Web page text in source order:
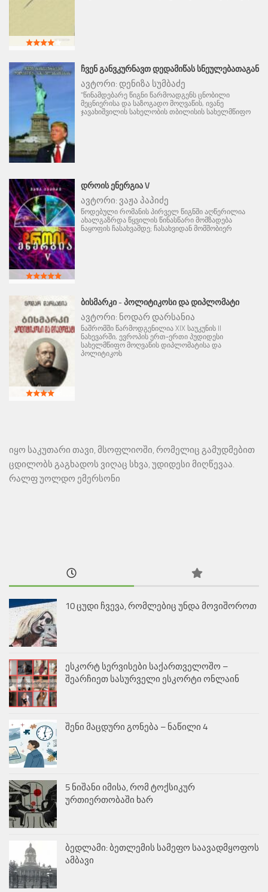
ᲩᲕᲔᲜ ᲒᲐᲜᲕᲙᲣᲠᲜᲐᲕᲗ ᲓᲔᲓᲐᲛᲘᲬᲐᲡ ᲡᲜᲔᲣᲚᲔᲑᲐᲗᲐᲒᲐᲜ
ავტორი: დენიზა სუმბაძე
"წინამდებარე წიგნი წარმოადგენს ცნობილი
მეცნიერისა და საზოგადო მოღვაწის, ივანე
ჯავახიშვილის სახელობის თბილისის სახელმწიფო
ᲓᲠᲝᲘᲡ ᲔᲜᲔᲠᲒᲘᲐ V
ავტორი: ვაჟა პაპიძე
წოდებული რომანის პირველ წიგნში აღწერილია
ახალგაზრდა წყვილის წინასწარი მომზადება
ნაყოფის ჩასახვამდე; ჩასახვიდან მომშობიერ
ᲑᲘᲡᲛᲐᲠᲙᲘ - ᲞᲝᲚᲘᲢᲘᲙᲝᲡᲘ ᲓᲐ ᲓᲘᲞᲚᲝᲛᲐᲢᲘ
ავტორი: ნოდარ დარსანია
ნაშრომში წარმოდგენილია XIX საუკუნის II
ნახევარში, ევროპის ერთ-ერთი პუდიდესი
სახელმწიფო მოღვაწის დიპლომატისა და
პოლიტიკოს
იყო საკუთარი თავი, მსოფლიოში, რომელიც გამუდმებით
ცდილობს გაგხადოს ვიღაც სხვა, უდიდესი მიღწევაა.
რალფ უოლდო ემერსონი
10 ცუდი ჩვევა, რომლებიც უნდა მოვიშოროთ
ესკორტ სერვისები საქართველოშო –
შეარჩიეთ სასურველი ესკორტი ონლაინ
შენი მაცდური გონება – ნაწილი 4
5 ნიშანი იმისა, რომ ტოქსიკურ
ურთიერთობაში ხარ
ბედლამი: ბეთლემის სამეფო საავადმყოფოს
ამბავი